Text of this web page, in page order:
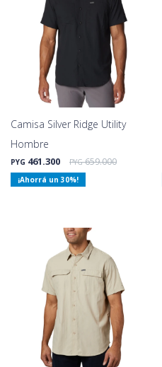
Camisa Silver Ridge Utility
Hombre
PYG 461.300 PYG 659.000
30